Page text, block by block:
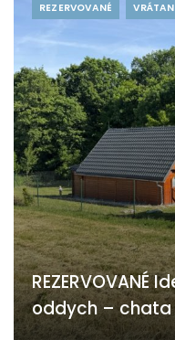
REZERVOVANÉ
REZERVOVANÉ
oddych – chata